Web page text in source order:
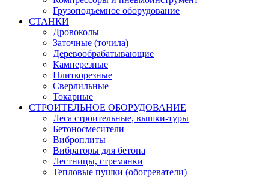
Грузоподъемное оборудование
СТАНКИ
Дровоколы
Заточные (точила)
Деревообрабатывающие
Камнерезные
Плиткорезные
Сверлильные
Токарные
СТРОИТЕЛЬНОЕ ОБОРУДОВАНИЕ
Леса строительные, вышки-туры
Бетоносмесители
Виброплиты
Вибраторы для бетона
Лестницы, стремянки
Тепловые пушки (обогреватели)